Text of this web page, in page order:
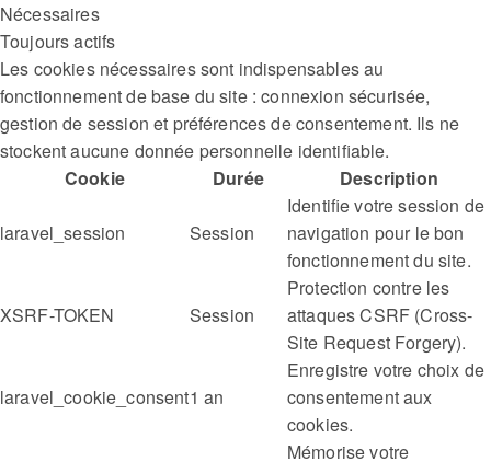
Nécessaires
Toujours actifs
Les cookies nécessaires sont indispensables au
fonctionnement de base du site : connexion sécurisée,
gestion de session et préférences de consentement. Ils ne
stockent aucune donnée personnelle identifiable.
Cookie
Durée Description
laravel_session Session
Identifie votre session de
navigation pour le bon
fonctionnement du site.
XSRF-TOKEN Session
Protection contre les
attaques CSRF (Cross-
Site Request Forgery).
laravel_cookie_consent1 an
Enregistre votre choix de
consentement aux
cookies.
Mémorise votre